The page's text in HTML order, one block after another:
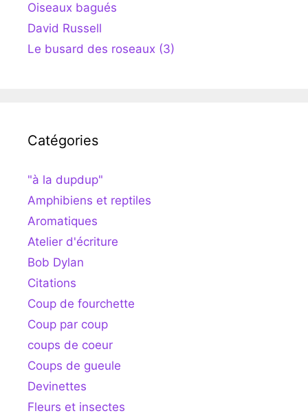
Oiseaux bagués
David Russell
Le busard des roseaux (3)
Catégories
"à la dupdup"
Amphibiens et reptiles
Aromatiques
Atelier d'écriture
Bob Dylan
Citations
Coup de fourchette
Coup par coup
coups de coeur
Coups de gueule
Devinettes
Fleurs et insectes